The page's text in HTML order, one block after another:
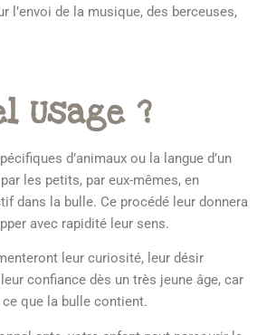
l’envoi de la musique, des berceuses,
Usage ?
d’animaux ou la langue d’un
les petits, par eux-mêmes, en
dans la bulle. Ce procédé leur donnera
avec rapidité leur sens.
leur curiosité, leur désir
confiance dès un très jeune âge, car
que la bulle contient.